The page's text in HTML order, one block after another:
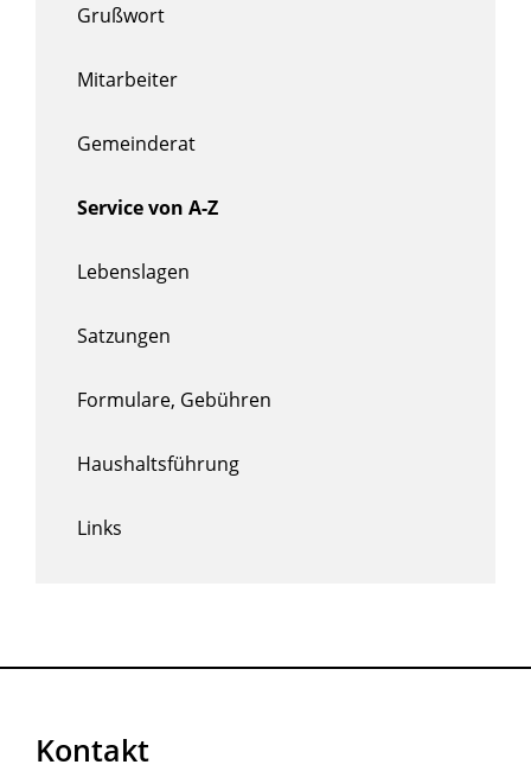
Grußwort
Mitarbeiter
Gemeinderat
Service von A-Z
Lebenslagen
Satzungen
Formulare, Gebühren
Haushaltsführung
Links
Kontakt